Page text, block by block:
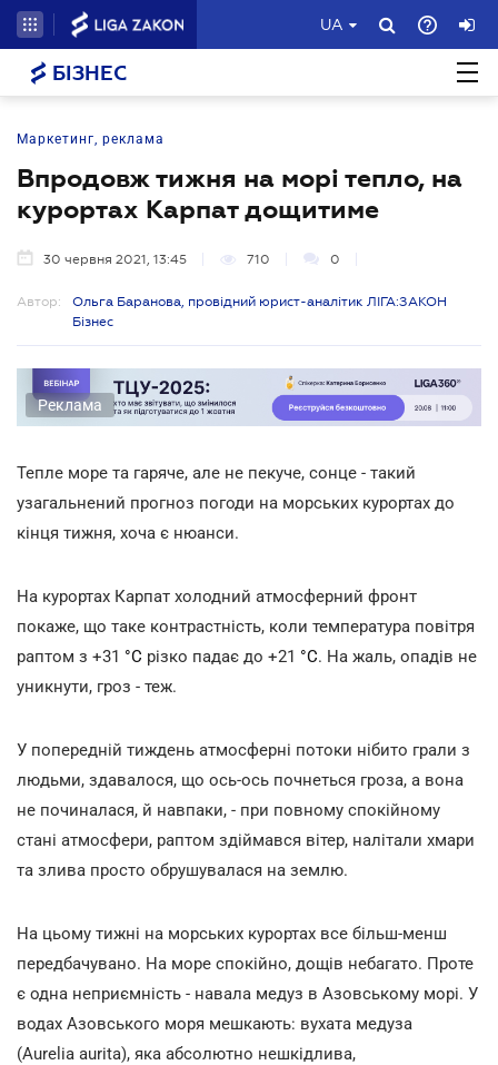
UA
БІЗНЕС
Маркетинг, реклама
Впродовж тижня на морі тепло, на
курортах Карпат дощитиме
30 червня 2021, 13:45 710 0
Автор:
Ольга Баранова, провідний юрист-аналітик ЛІГА:ЗАКОН
Бізнес
Реклама
Тепле море та гаряче, але не пекуче, сонце - такий
узагальнений прогноз погоди на морських курортах до
кінця тижня, хоча є нюанси.
На курортах Карпат холодний атмосферний фронт
покаже, що таке контрастність, коли температура повітря
раптом з +31 °С різко падає до +21 °С. На жаль, опадів не
уникнути, гроз - теж.
У попередній тиждень атмосферні потоки нібито грали з
людьми, здавалося, що ось-ось почнеться гроза, а вона
не починалася, й навпаки, - при повному спокійному
стані атмосфери, раптом здіймався вітер, налітали хмари
та злива просто обрушувалася на землю.
На цьому тижні на морських курортах все більш-менш
передбачувано. На море спокійно, дощів небагато. Проте
є одна неприємність - навала медуз в Азовському морі. У
водах Азовського моря мешкають: вухата медуза
(Aurelia aurita), яка абсолютно нешкідлива,